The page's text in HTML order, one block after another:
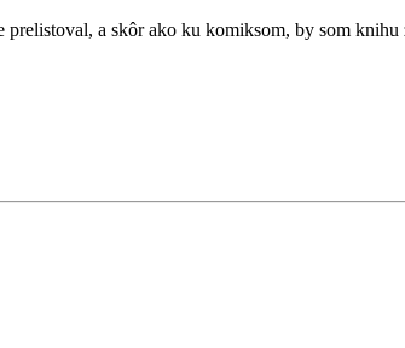
a skôr ako ku komiksom, by som